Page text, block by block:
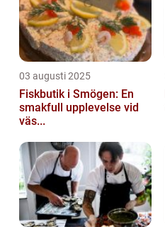
03 augusti 2025
Fiskbutik i Smögen: En
smakfull upplevelse vid
väs...